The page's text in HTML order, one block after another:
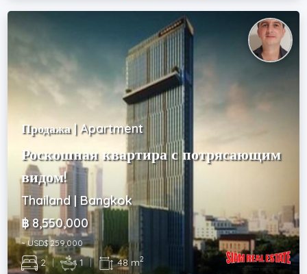
Продажа | Apartment
Роскошная квартира с потрясающим
видом!
Thailand | Bangkok
฿ 8,550,000
~ USD$ 259,000
2 | 1 | 48 m2